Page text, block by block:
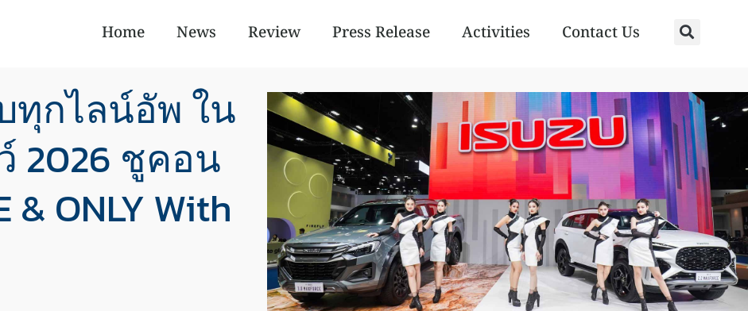
Home News Review Press Release Activities Contact Us
ทุกไลน์อัพ ใน
2026 ชูคอน
& ONLY With